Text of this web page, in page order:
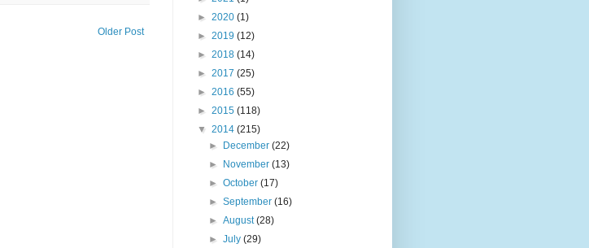
Older Post
► 2020 (1)
► 2019 (12)
► 2018 (14)
► 2017 (25)
► 2016 (55)
► 2015 (118)
▼ 2014 (215)
►
December(22)
►
November(13)
►October(17)
►September(16)
►August(28)
►July(29)